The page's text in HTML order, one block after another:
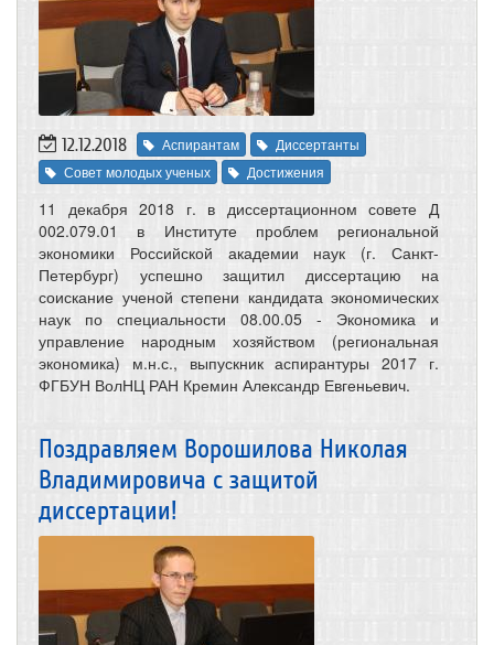
12.12.2018 Аспирантам
Диссертанты
Совет молодых ученых
Достижения
11 декабря 2018 г. в диссертационном совете Д
002.079.01 в Институте проблем региональной
экономики Российской академии наук (г. Санкт-
Петербург) успешно защитил диссертацию на
соискание ученой степени кандидата экономических
наук по специальности 08.00.05 - Экономика и
управление народным хозяйством (региональная
экономика) м.н.с., выпускник аспирантуры 2017 г.
ФГБУН ВолНЦ РАН Кремин Александр Евгеньевич.
Поздравляем Ворошилова Николая
Владимировича с защитой
диссертации!